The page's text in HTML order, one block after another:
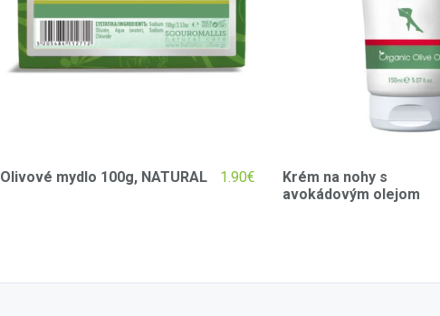
Olivové mydlo 100g, NATURAL 1.90€
Krém na nohy s
avokádovým olejom